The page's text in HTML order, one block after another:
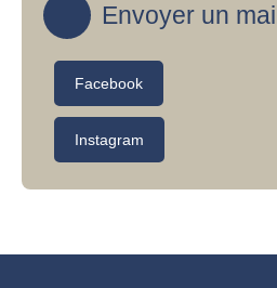
Envoyer un mail
Facebook
Instagram